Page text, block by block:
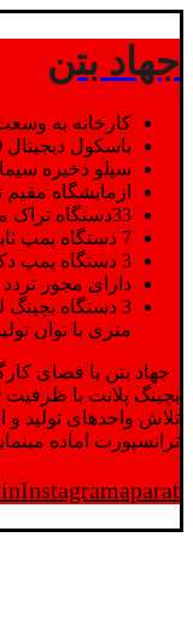
جهاد بتن
کارخانه به وسعت 20000 متر
باسکول دیجیتال 60 تنی استاندارد
سیلو ذخیره سیمان به
ازمایشگاه
33دستگاه تراک میکسر
7 دستگاه پمپ ثابت
3 دستگاه پمپ دکل 36-42-52 متری
دارای مجوز تردد
متری با توان تولید 150 متر مکعب در
جهاد بتن با فضای
تلاش واحدهای تولید و
ترانسپورت اماده
Instagramaparat